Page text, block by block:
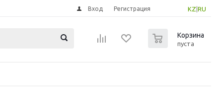
KZ RU
Вход Регистрация
Корзина
пуста